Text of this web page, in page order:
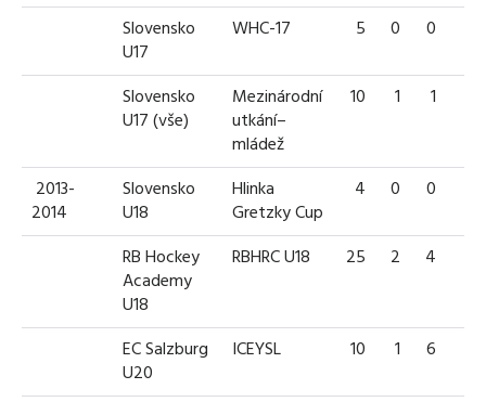
Slovensko
U17
WHC-17 5 0 0
Slovensko
U17 (vše)
Mezinárodní
utkání–
mládež
10 1 1
2013-
2014
Slovensko
U18
Hlinka
Gretzky Cup
4 0 0
RB Hockey
Academy
U18
RBHRC U18 25 2 4
EC Salzburg
U20
ICEYSL 10 1 6